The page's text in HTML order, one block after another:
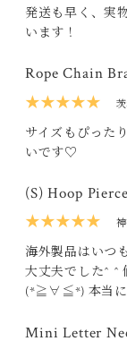
発送も早く、実
います！
Rope Chain
★★★★★
サイズもぴった
いです♡
(S) Hoop
★★★★★
海外製品はいつ
大丈夫でした^ ^
Mini Letter